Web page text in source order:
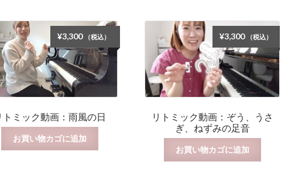
トミック動画：雨風の日
¥3,300 （税込）
お買い物カゴに追加
リトミック動画：ぞう、うさ
ぎ、ねずみの足音
¥3,300 （税込）
お買い物カゴに追加